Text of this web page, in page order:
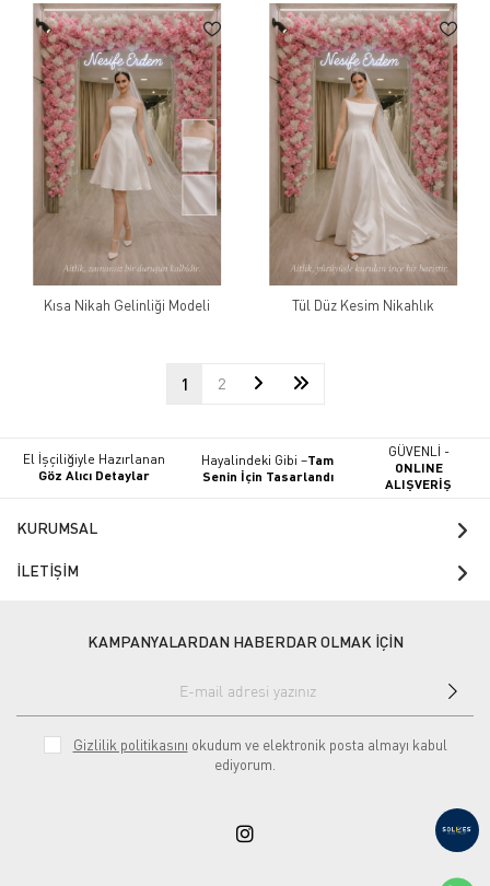
Kısa Nikah Gelinliği Modeli Tül Düz Kesim Nikahlık
1 2
El İşçiliğiyle Hazırlanan
Göz Alıcı Detaylar
Hayalindeki Gibi –Tam
Senin İçin Tasarlandı
GÜVENLİ -
ONLINE
ALIŞVERİŞ
KURUMSAL
İLETİŞİM
KAMPANYALARDAN HABERDAR OLMAK İÇİN
Gizlilik politikasını okudum ve elektronik posta almayı kabul
ediyorum.